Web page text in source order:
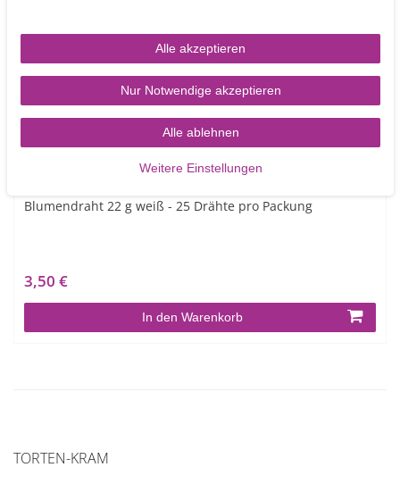
Blumendraht 22 g weiß - 25 Drähte pro Packung
3,50 €
In den Warenkorb
TORTEN-KRAM
Alle akzeptieren
Nur Notwendige akzeptieren
Alle ablehnen
Weitere Einstellungen